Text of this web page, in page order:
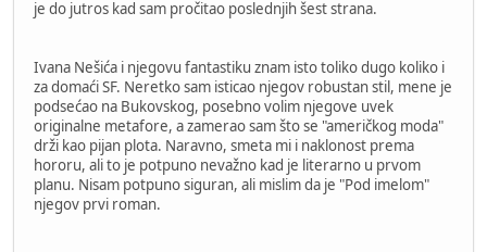
je do jutros kad sam pročitao poslednjih šest strana.
Ivana Nešića i njegovu fantastiku znam isto toliko dugo koliko i
za domaći SF. Neretko sam isticao njegov robustan stil, mene je
podsećao na Bukovskog, posebno volim njegove uvek
originalne metafore, a zamerao sam što se "američkog moda"
drži kao pijan plota. Naravno, smeta mi i naklonost prema
hororu, ali to je potpuno nevažno kad je literarno u prvom
planu. Nisam potpuno siguran, ali mislim da je "Pod imelom"
njegov prvi roman.